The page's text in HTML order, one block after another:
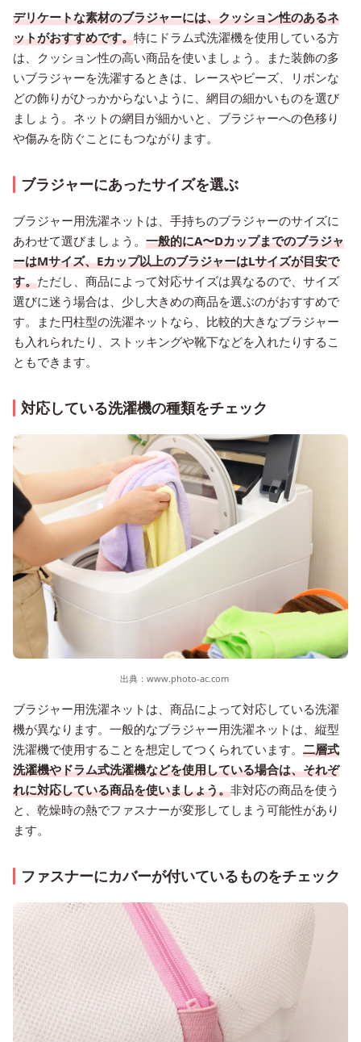
デリケートな素材のブラジャーには、クッション性のあるネ
ットがおすすめです。特にドラム式洗濯機を使用している方
は、クッション性の高い商品を使いましょう。また装飾の多
いブラジャーを洗濯するときは、レースやビーズ、リボンな
どの飾りがひっかからないように、網目の細かいものを選び
ましょう。ネットの網目が細かいと、ブラジャーへの色移り
や傷みを防ぐことにもつながります。
ブラジャーにあったサイズを選ぶ
ブラジャー用洗濯ネットは、手持ちのブラジャーのサイズに
あわせて選びましょう。 一般的にA〜Dカップまでのブラジャ
ーはMサイズ、Eカップ以上のブラジャーはLサイズが目安で
す。ただし、商品によって対応サイズは異なるので、サイズ
選びに迷う場合は、少し大きめの商品を選ぶのがおすすめで
す。また円柱型の洗濯ネットなら、比較的大きなブラジャー
も入れられたり、ストッキングや靴下などを入れたりするこ
ともできます。
対応している洗濯機の種類をチェック
出典： www.photo-ac.com
ブラジャー用洗濯ネットは、商品によって対応している洗濯
機が異なります。一般的なブラジャー用洗濯ネットは、縦型
洗濯機で使用することを想定してつくられています。 二層式
洗濯機やドラム式洗濯機などを使用している場合は、それぞ
れに対応している商品を使いましょう。非対応の商品を使う
と、乾燥時の熱でファスナーが変形してしまう可能性があり
ます。
ファスナーにカバーが付いているものをチェック